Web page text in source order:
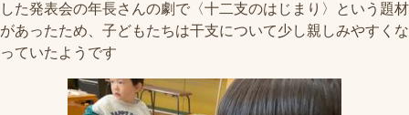
した発表会の年長さんの劇で〈十二支のはじまり〉という題材
があったため、子どもたちは干支について少し親しみやすくな
っていたようです